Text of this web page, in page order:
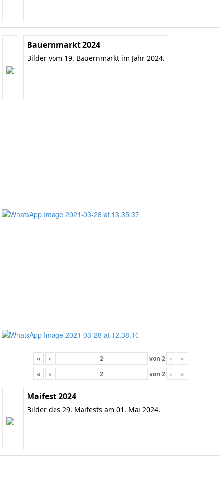
Bauernmarkt 2024
Bilder vom 19. Bauernmarkt im Jahr 2024.
« ‹ von 2 ›
»
«
‹ von 2 › »
Maifest 2024
Bilder des 29. Maifests am 01. Mai 2024.